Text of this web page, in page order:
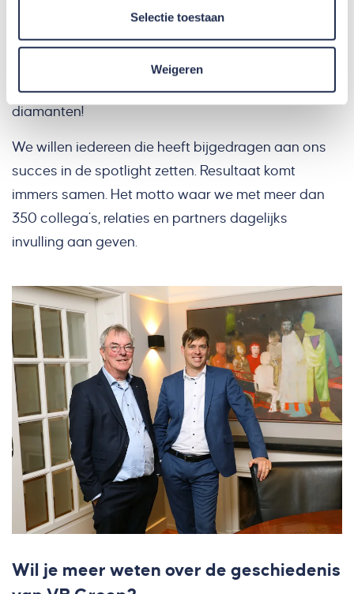
Selectie toestaan
Weigeren
Het hele jaar door zullen we stilstaan bij dit
bijzondere jubileum. Met activiteiten voor onze
mensen en hun familie maar ook voor onze
opdrachtgevers, partners en oud collega’s. Onze
diamanten!
We willen iedereen die heeft bijgedragen aan ons
succes in de spotlight zetten. Resultaat komt
immers samen. Het motto waar we met meer dan
350 collega’s, relaties en partners dagelijks
invulling aan geven.
Wil je meer weten over de geschiedenis